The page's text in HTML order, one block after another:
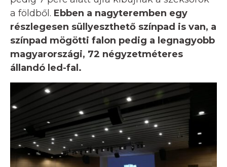
a földből. Ebben a nagyteremben egy
részlegesen süllyeszthető színpad is van, a
színpad mögötti falon pedig a legnagyobb
magyarországi, 72 négyzetméteres
állandó led-fal.